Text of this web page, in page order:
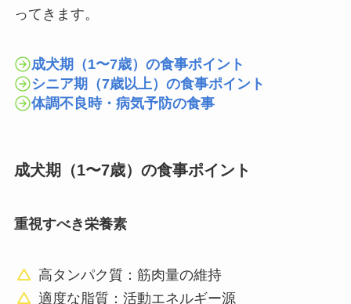
ってきます。
成犬期（1〜7歳）の食事ポイント
シニア期（7歳以上）の食事ポイント
体調不良時・病気予防の食事
成犬期（1〜7歳）の食事ポイント
重視すべき栄養素
高タンパク質：筋肉量の維持
適度な脂質：活動エネルギー源